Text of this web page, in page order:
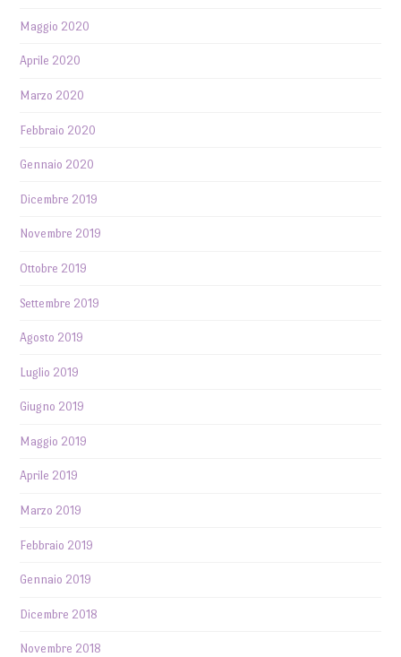
Maggio 2020
Aprile 2020
Marzo 2020
Febbraio 2020
Gennaio 2020
Dicembre 2019
Novembre 2019
Ottobre 2019
Settembre 2019
Agosto 2019
Luglio 2019
Giugno 2019
Maggio 2019
Aprile 2019
Marzo 2019
Febbraio 2019
Gennaio 2019
Dicembre 2018
Novembre 2018